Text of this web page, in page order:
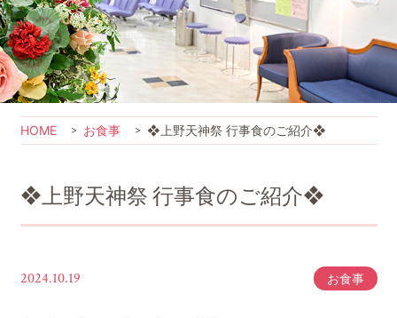
HOME お食事 ❖上野天神祭 行事食のご紹介❖
❖上野天神祭 行事食のご紹介❖
2024.10.19 お食事